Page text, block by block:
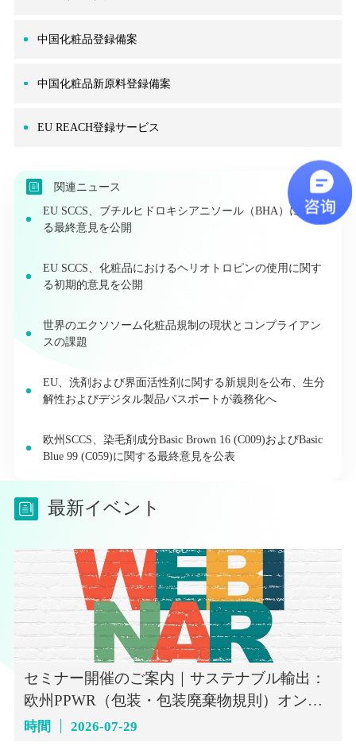
中国化粧品登録備案
中国化粧品新原料登録備案
EU REACH登録サービス
関連ニュース
EU SCCS、ブチルヒドロキシアニソール（BHA）に関す
る最終意見を公開
EU SCCS、化粧品におけるヘリオトロピンの使用に関す
る初期的意見を公開
世界のエクソソーム化粧品規制の現状とコンプライアン
スの課題
EU、洗剤および界面活性剤に関する新規則を公布、生分
解性およびデジタル製品パスポートが義務化へ
欧州SCCS、染毛剤成分Basic Brown 16 (C009)およびBasic
Blue 99 (C059)に関する最終意見を公表
最新イベント
セミナー開催のご案内｜サステナブル輸出：
欧州PPWR（包装・包装廃棄物規則）オンラ
インセミナー（7月29日）
時間 2026-07-29